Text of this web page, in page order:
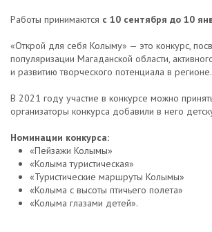
Работы принимаются с 10 сентября до 10
«Открой для себя Колыму» — это конкурс,
популяризации Магаданской области,
и развитию творческого потенциала в регионе.
В 2021 году участие в конкурсе можно
организаторы конкурса добавили в него
Номинации конкурса:
«Пейзажи Колымы»
«Колыма туристическая»
«Туристические маршруты Колымы»
«Колыма с высоты птичьего полета»
«Колыма глазами детей».